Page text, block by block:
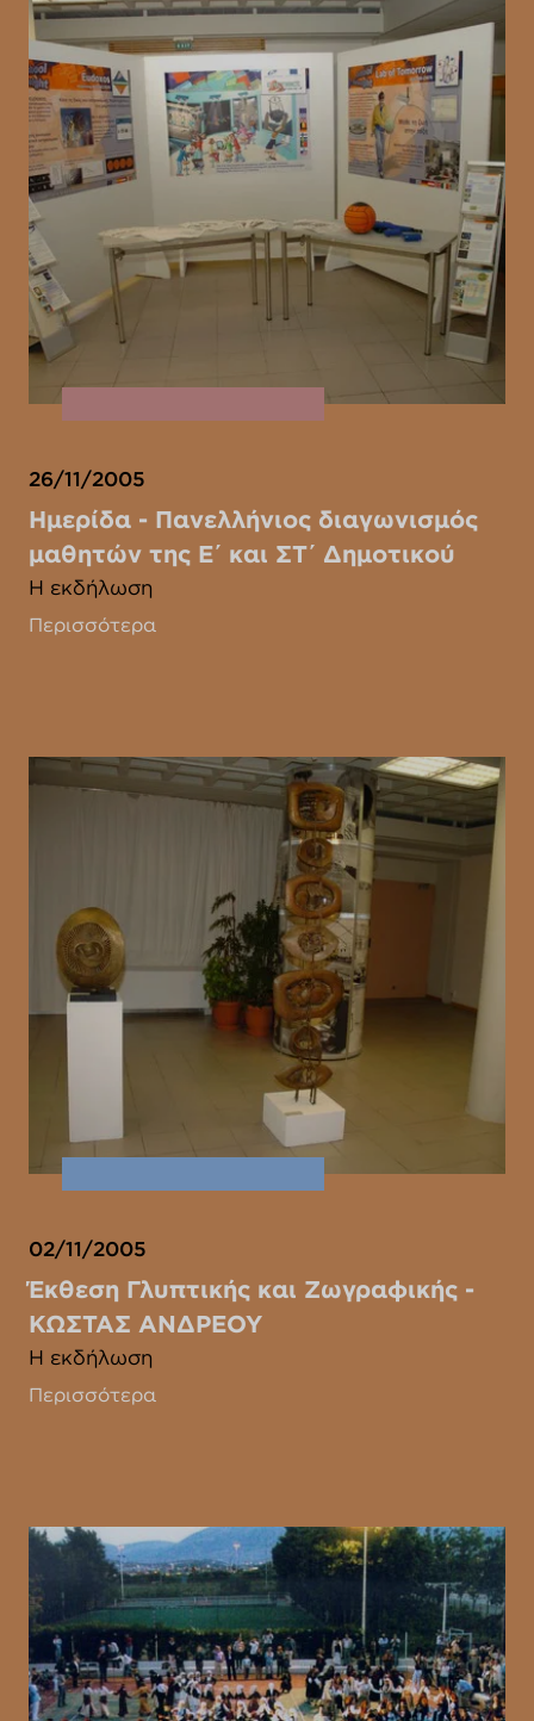
26/11/2005
Ημερίδα - Πανελλήνιος διαγωνισμός
μαθητών της Ε΄ και ΣΤ΄ Δημοτικού
Η εκδήλωση
Περισσότερα
02/11/2005
Έκθεση Γλυπτικής και Ζωγραφικής -
ΚΩΣΤΑΣ ΑΝΔΡΕΟΥ
Η εκδήλωση
Περισσότερα